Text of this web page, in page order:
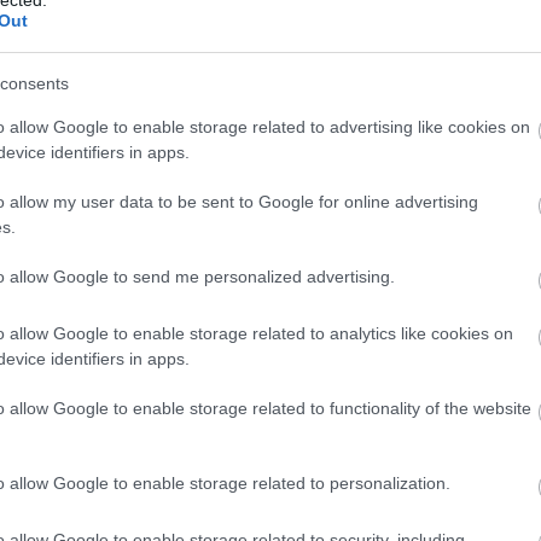
allow Google to enable storage related to advertising like cookies on
identifiers in apps.
allow my user data to be sent to Google for online advertising
allow Google to send me personalized advertising.
allow Google to enable storage related to analytics like cookies on
identifiers in apps.
allow Google to enable storage related to functionality of the website
allow Google to enable storage related to personalization.
Játékmúzeum TV 83.adás
maradtok Játékmúzeum Blog TV adás
nélkül. A felvétel tegnap éjszaka
szemben egy kicsit elnézőek.Ezen a
távirányítós sportkocsi.
Tovább
Szólj hozzá!
2018. január 27. írta: ToyaHSW
Természetesen ezen a héten sem
logikai